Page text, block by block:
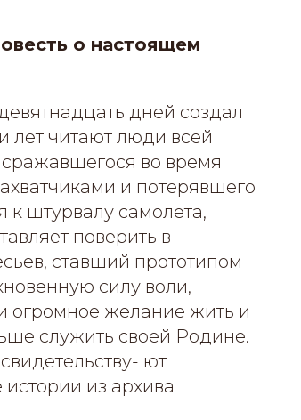
о настоящем
дней создал
лет читают люди всей
во время
и потерявшего
штурвалу самолета,
поверить в
ставший прототипом
силу воли,
огромное желание жить и
служить своей Родине.
ют
из архива